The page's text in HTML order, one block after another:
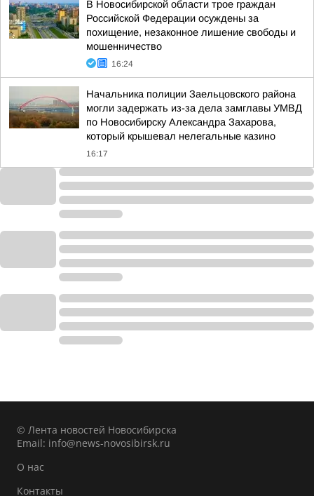
В Новосибирской области трое граждан
Российской Федерации осуждены за
похищение, незаконное лишение свободы и
мошенничество
16:24
Начальника полиции Заельцовского района
могли задержать из-за дела замглавы УМВД
по Новосибирску Александра Захарова,
который крышевал нелегальные казино
16:17
© Лента новостей Новосибирска
Email: info@news-novosibirsk.ru
О нас
Контакты